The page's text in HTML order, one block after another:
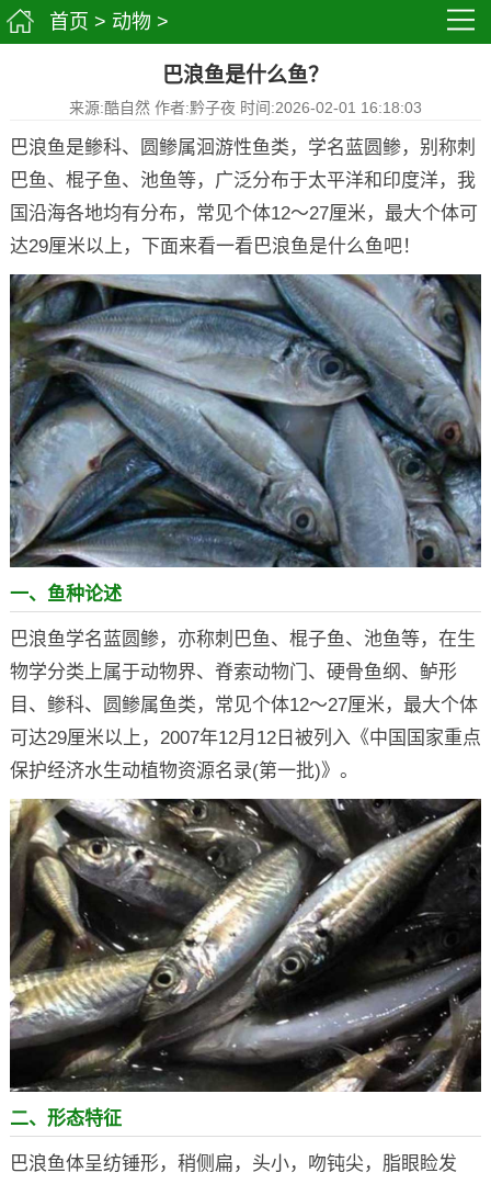
首页 > 动物 >
巴浪鱼是什么鱼？
来源:酷自然 作者:黔子夜 时间:2026-02-01 16:18:03
巴浪鱼是鲹科、圆鲹属洄游性鱼类，学名蓝圆鲹，别称刺
巴鱼、棍子鱼、池鱼等，广泛分布于太平洋和印度洋，我
国沿海各地均有分布，常见个体12～27厘米，最大个体可
达29厘米以上，下面来看一看巴浪鱼是什么鱼吧！
一、鱼种论述
巴浪鱼学名蓝圆鲹，亦称刺巴鱼、棍子鱼、池鱼等，在生
物学分类上属于动物界、脊索动物门、硬骨鱼纲、鲈形
目、鲹科、圆鲹属鱼类，常见个体12～27厘米，最大个体
可达29厘米以上，2007年12月12日被列入《中国国家重点
保护经济水生动植物资源名录(第一批)》。
二、形态特征
巴浪鱼体呈纺锤形，稍侧扁，头小，吻钝尖，脂眼睑发